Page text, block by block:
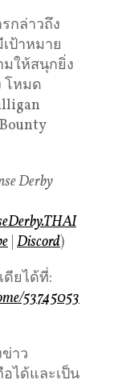
กล่าวถึง
ป้าหมาย
มให้สนุกยิ่ง
โหมด
Derby
Discord)
ยได้ที่:
53745053
าว
ได้และเป็น